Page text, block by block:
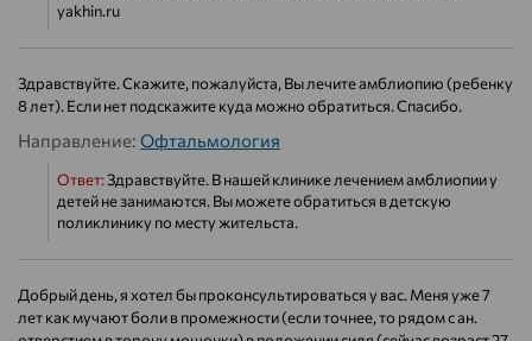
yakhin.ru
Здравствуйте. Скажите, пожалуйста, Вы лечите амблиопию (ребенку
8 лет). Если нет подскажите куда можно обратиться. Спасибо.
Направление: Офтальмология
Ответ:Здравствуйте. В нашей клинике лечением амблиопии у
детей не занимаются. Вы можете обратиться в детскую
поликлинику по месту жительста.
Добрый день, я хотел бы проконсультироваться у вас. Меня уже 7
лет как мучают боли в промежности (если точнее, то рядом с ан.